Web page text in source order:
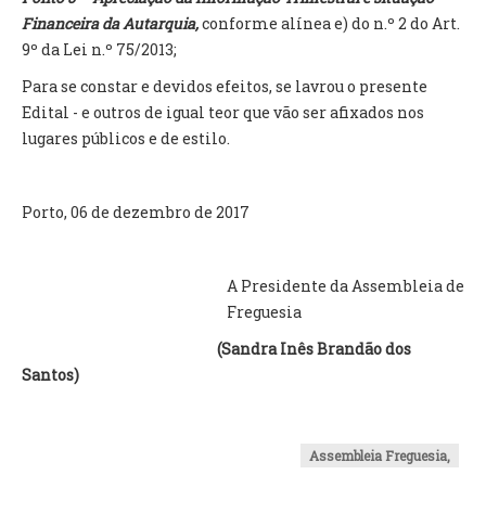
Financeira da Autarquia,conforme alínea e) do n.º 2 do Art.
9º da Lei n.º 75/2013;
Para se constar e devidos efeitos, se lavrou o presente
Edital - e outros de igual teor que vão ser afixados nos
lugares públicos e de estilo.
Porto, 06 de dezembro de 2017
A Presidente da Assembleia de
Freguesia
(Sandra Inês Brandão dos
Santos)
Assembleia Freguesia,